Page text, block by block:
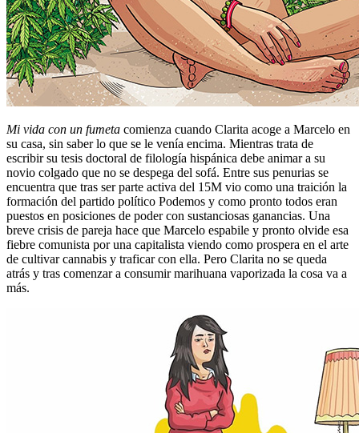
Mi vida con un fumeta comienza cuando Clarita acoge a Marcelo en
su casa, sin saber lo que se le venía encima. Mientras trata de
escribir su tesis doctoral de filología hispánica debe animar a su
novio colgado que no se despega del sofá. Entre sus penurias se
encuentra que tras ser parte activa del 15M vio como una traición la
formación del partido político Podemos y como pronto todos eran
puestos en posiciones de poder con sustanciosas ganancias. Una
breve crisis de pareja hace que Marcelo espabile y pronto olvide esa
fiebre comunista por una capitalista viendo como prospera en el arte
de cultivar cannabis y traficar con ella. Pero Clarita no se queda
atrás y tras comenzar a consumir marihuana vaporizada la cosa va a
más.